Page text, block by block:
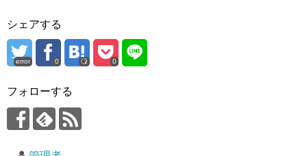
シェアする
error 0 0
フォローする